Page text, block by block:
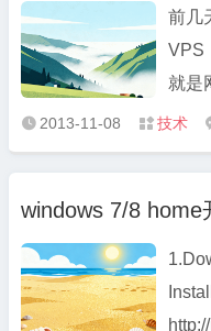
前几
VPS
就是
发现
不能
登录
返回
 2013-11-08  技术
windows 7/8 home